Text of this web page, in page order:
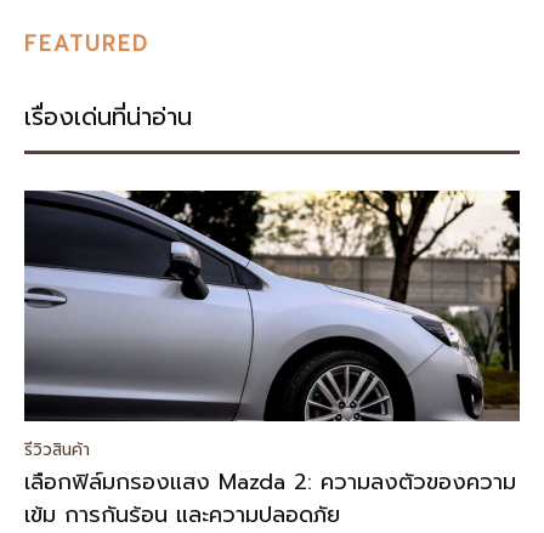
FEATURED
เรื่องเด่นที่น่าอ่าน
รีวิวสินค้า
เลือกฟิล์มกรองแสง Mazda 2: ความลงตัวของความ
เข้ม การกันร้อน และความปลอดภัย